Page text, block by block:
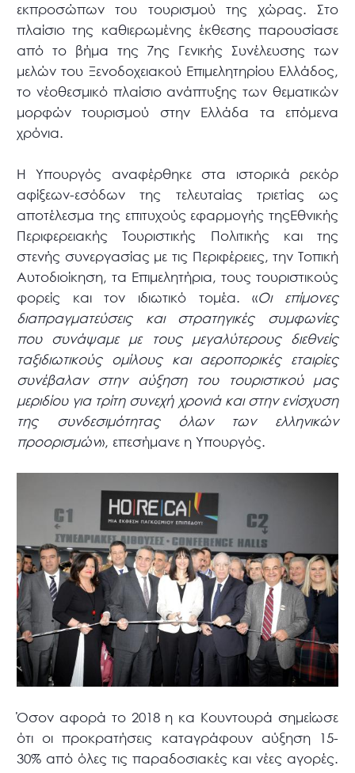
εκπροσώπων του τουρισμού της χώρας. Στο
πλαίσιο της καθιερωμένης έκθεσης παρουσίασε
από το βήμα της 7ης Γενικής Συνέλευσης των
μελών του Ξενοδοχειακού Επιμελητηρίου Ελλάδος,
το νέοθεσμικό πλαίσιο ανάπτυξης των θεματικών
μορφών τουρισμού στην Ελλάδα τα επόμενα
χρόνια.
Η Υπουργός αναφέρθηκε στα ιστορικά ρεκόρ
αφίξεων-εσόδων της τελευταίας τριετίας ως
αποτέλεσμα της επιτυχούς εφαρμογής τηςΕθνικής
Περιφερειακής Τουριστικής Πολιτικής και της
στενής συνεργασίας με τις Περιφέρειες, την Τοπική
Αυτοδιοίκηση, τα Επιμελητήρια, τους τουριστικούς
φορείς και τον ιδιωτικό τομέα. «Οι επίμονες
διαπραγματεύσεις και στρατηγικές συμφωνίες
που συνάψαμε με τους μεγαλύτερους διεθνείς
ταξιδιωτικούς ομίλους και αεροπορικές εταιρίες
συνέβαλαν στην αύξηση του τουριστικού μας
μεριδίου για τρίτη συνεχή χρονιά και στην ενίσχυση
της συνδεσιμότητας όλων των ελληνικών
προορισμών», επεσήμανε η Υπουργός.
Όσον αφορά το 2018 η κα Κουντουρά σημείωσε
ότι οι προκρατήσεις καταγράφουν αύξηση 15-
30% από όλες τις παραδοσιακές και νέες αγορές.